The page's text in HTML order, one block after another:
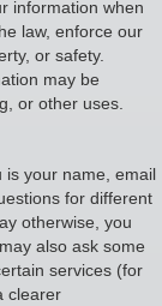
information when
law, enforce our
or safety.
may be
or other uses.
is your name, email
for different
otherwise, you
also ask some
services (for
clearer